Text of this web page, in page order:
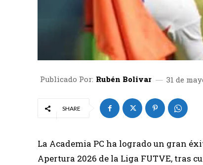
Publicado Por: Rubén Bolivar 31 de
SHARE
La Academia PC ha logrado un gran
Apertura 2026 de la Liga FUTVE, tras